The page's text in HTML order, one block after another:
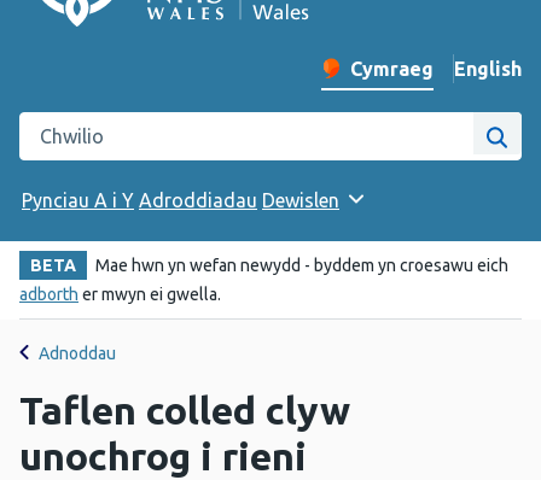
Newid iaith y wefan
Cymraeg English
–
Chwilio gwefan Iechyd Cyhoeddus Cymru
Pynciau A i Y Adroddiadau Dewislen
BETA
Mae hwn yn wefan newydd - byddem yn croesawu eich
adborth er mwyn ei gwella.
Adnoddau
Taflen colled clyw
unochrog i rieni